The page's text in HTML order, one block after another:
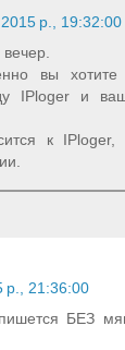
2015 р., 19:32:00
вы хотите
IPloger и
к IPloger,
р., 21:36:00
БЕЗ